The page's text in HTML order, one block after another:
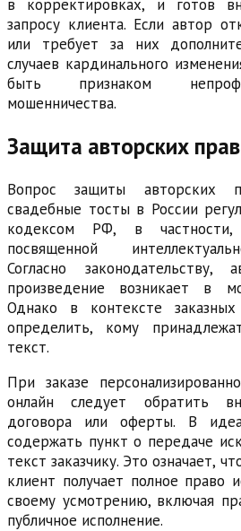
в корректировках, и готов
запросу клиента. Если автор
или требует за них
случаев кардинального
быть признаком
мошенничества.
Защита авторских
Вопрос защиты авторских
свадебные тосты в России
кодексом РФ, в частности,
посвященной
Согласно
произведение возникает в
Однако в контексте
определить, кому
текст.
При заказе
онлайн следует обратить
договора или оферты. В
содержать пункт о передаче
текст заказчику. Это означает,
клиент получает полное право
своему усмотрению, включая
публичное исполнение.